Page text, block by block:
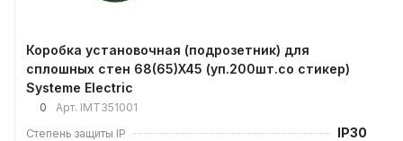
Коробка установочная (подрозетник) для
сплошных стен 68(65)X45 (уп.200шт.со стикер)
Systeme Electric
0 Арт. IMT351001
Степень защиты IP
IP30